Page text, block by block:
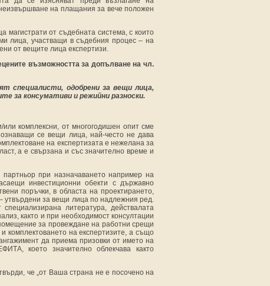
на плащания за вече положен
от съдебната система, с които
лица, участващи в съдебния процес – на
от вещите лица експертизи.
възможността за допълване на чл.
специалисти, одобрени за вещи лица,
за консумативи и режийни разноски.
комплексни, от многогодишен опит сме
се вещи лица, най-често не дава
на експертизата е нежелана за
а е свързана и със значително време и
при назначаването например на
инвестиционни обекти с държавно
поръчки, в областа на проектирането,
утвърдени за вещи лица по надлежния ред.
литература, действалата
както и при необходимост консултации
за провеждане на работни срещи
комплектоването на експертизите, а също
да приема призовки от името на
което значително облекчава както
че „от Ваша страна не е посочено на